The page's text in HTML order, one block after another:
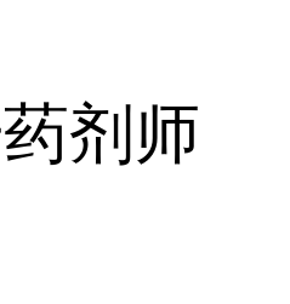
剂师